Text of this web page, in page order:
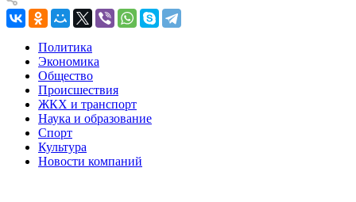
Политика
Экономика
Общество
Происшествия
ЖКХ и транспорт
Наука и образование
Спорт
Культура
Новости компаний